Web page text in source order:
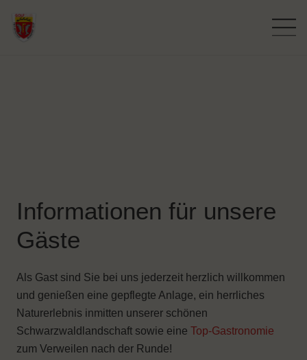
Informationen für unsere
Gäste
Als Gast sind Sie bei uns jederzeit herzlich willkommen
und genießen eine gepflegte Anlage, ein herrliches
Naturerlebnis inmitten unserer schönen
Schwarzwaldlandschaft sowie eine Top-Gastronomie
zum Verweilen nach der Runde!